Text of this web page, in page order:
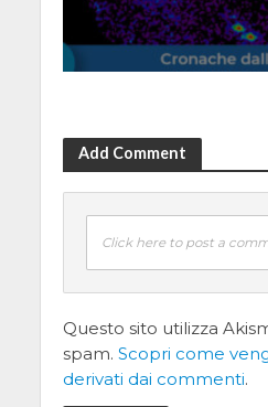
Add Comment
Click here to post a
Questo sito utilizza
spam. Scopri come
derivati dai commenti.